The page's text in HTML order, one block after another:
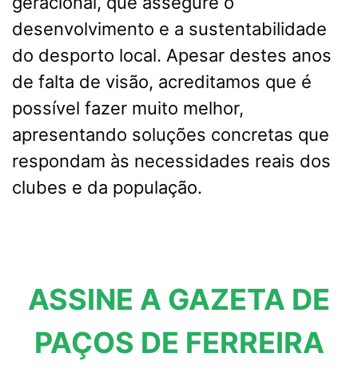
desenvolvimento e a sustentabilidade
do desporto local. Apesar destes anos
de falta de visão, acreditamos que é
possível fazer muito melhor,
apresentando soluções concretas que
respondam às necessidades reais dos
clubes e da população.
ASSINE A GAZETA DE
PAÇOS DE FERREIRA